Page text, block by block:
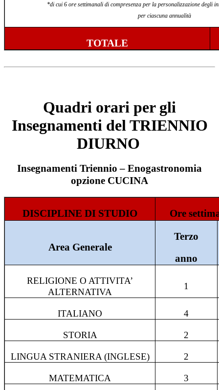
*di cui 6 ore settimanali di compresenza per la personalizzazione degli
per ciascuna annualità
TOTALE
Quadri orari per gli
Insegnamenti del TRIENNIO
DIURNO
Insegnamenti Triennio – Enogastronomia
opzione CUCINA
DISCIPLINE DI STUDIO Ore
Area Generale
Terzo
anno
RELIGIONE O ATTIVITA’
ALTERNATIVA
1
ITALIANO 4
STORIA 2
LINGUA STRANIERA (INGLESE) 2
MATEMATICA 3